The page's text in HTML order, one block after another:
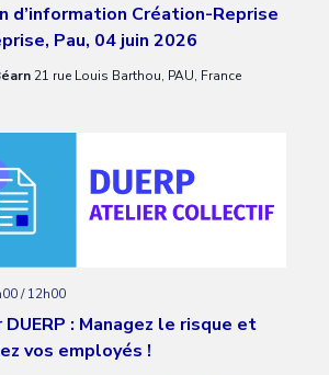
d’information Création-Reprise
Pau, 04 juin 2026
21 rue Louis Barthou, PAU, France
: Managez le risque et
vos employés !
/12h00